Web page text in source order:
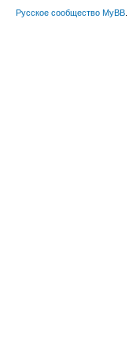
Русское сообщество MyBB